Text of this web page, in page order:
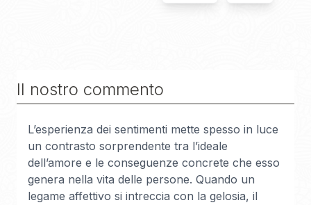
Il nostro commento
L’esperienza dei sentimenti mette spesso in luce
un contrasto sorprendente tra l’ideale
dell’amore e le conseguenze concrete che esso
genera nella vita delle persone. Quando un
legame affettivo si intreccia con la gelosia, il